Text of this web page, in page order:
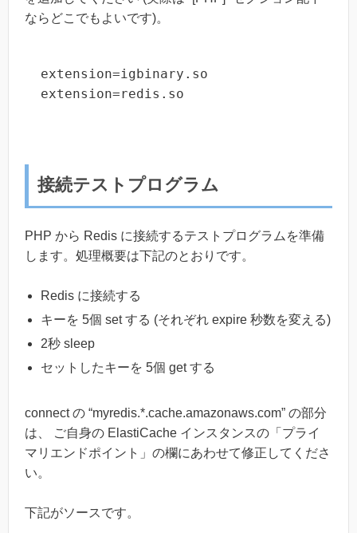
ならどこでもよいです)。
extension=igbinary.so
extension=redis.so
接続テストプログラム
PHP から Redis に接続するテストプログラムを準備
します。処理概要は下記のとおりです。
Redis に接続する
キーを 5個 set する (それぞれ expire 秒数を変える)
2秒 sleep
セットしたキーを 5個 get する
connect の “myredis.*.cache.amazonaws.com” の部分
は、 ご自身の ElastiCache インスタンスの「プライ
マリエンドポイント」の欄にあわせて修正してくださ
い。
下記がソースです。